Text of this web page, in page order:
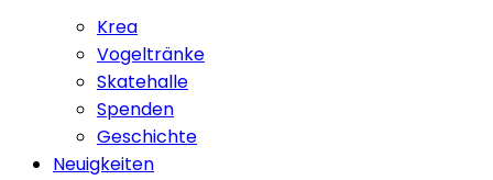
Krea
Vogeltränke
Skatehalle
Spenden
Geschichte
Neuigkeiten